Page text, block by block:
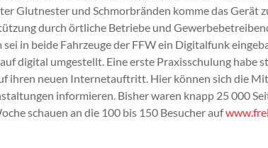
Glutnester und Schmorbränden komme das Gerät
durch örtliche Betriebe und
in beide Fahrzeuge der FFW ein Digitalfunk
digital umgestellt. Eine erste Praxisschulung habe
ihren neuen Internetauftritt. Hier können sich die
informieren. Bisher waren knapp 25 000
schauen an die 100 bis 150 Besucher auf